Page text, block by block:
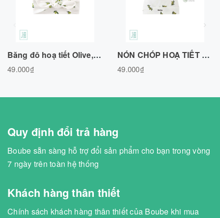
Băng đô hoạ tiết Olive, chất liệu cotton tự nhiên Freesize
49.000₫
NÓN CHÓP HOẠ TIẾT OLIVE CHẤT LIỆU COTTON TỰ NHIÊN
49.000₫
Quy định đổi trả hàng
Boube sẵn sàng hỗ trợ đổi sản phẩm cho bạn trong vòng
7 ngày trên toàn hệ thống
Khách hàng thân thiết
Chính sách khách hàng thân thiết của Boube khi mua